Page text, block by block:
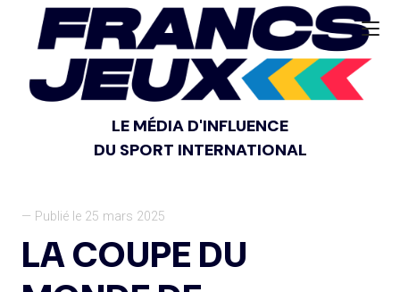
LE MÉDIA D'INFLUENCE
DU SPORT INTERNATIONAL
— Publié le 25 mars 2025
LA COUPE DU